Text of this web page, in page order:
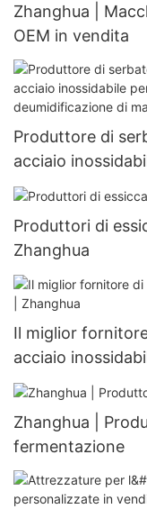
Zhanghua |
OEM in vendita
Produttore di
acciaio
l'essiccazione e
Produttori di
Zhanghua
Il miglior
acciaio
Zhanghua |
fermentazione